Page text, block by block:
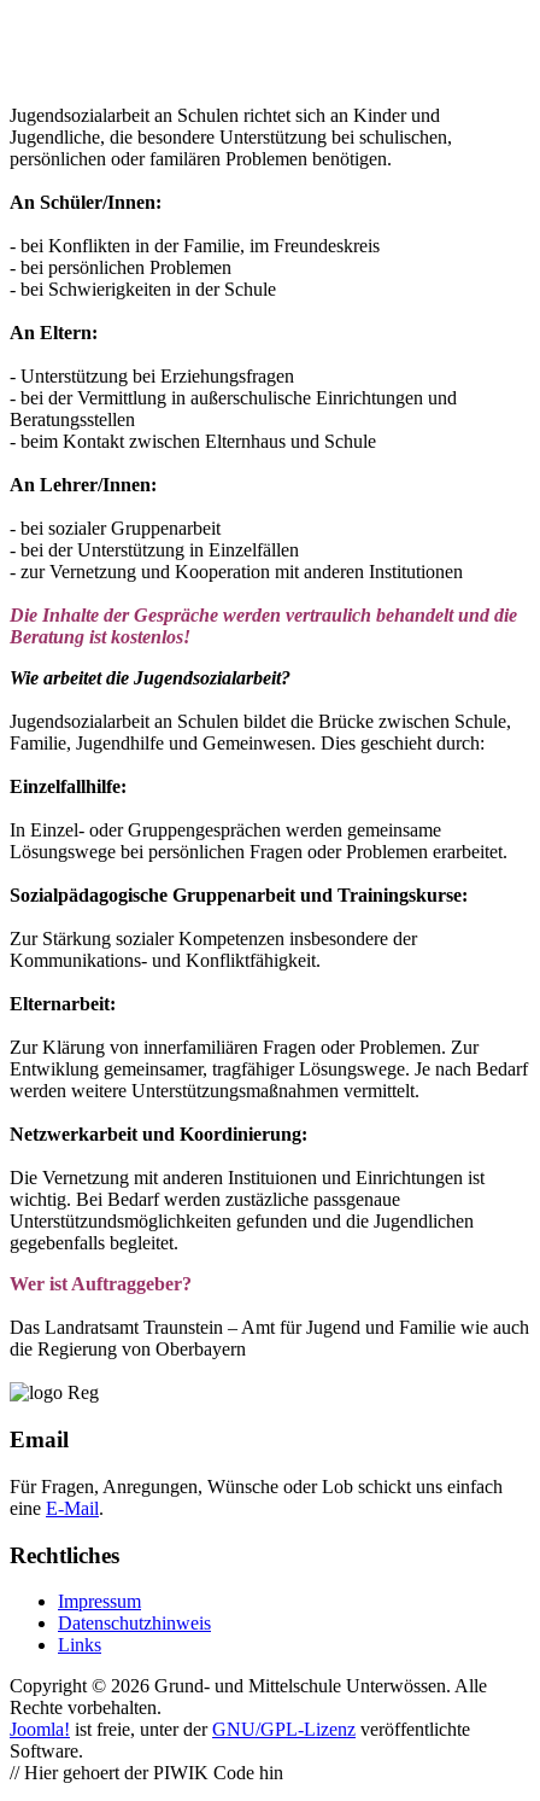
Jugendsozialarbeit an Schulen richtet sich an Kinder und
Jugendliche, die besondere Unterstützung bei schulischen,
persönlichen oder familären Problemen benötigen.
An Schüler/Innen:
- bei Konflikten in der Familie, im Freundeskreis
- bei persönlichen Problemen
- bei Schwierigkeiten in der Schule
An Eltern:
- Unterstützung bei Erziehungsfragen
- bei der Vermittlung in außerschulische Einrichtungen und
Beratungsstellen
- beim Kontakt zwischen Elternhaus und Schule
An Lehrer/Innen:
- bei sozialer Gruppenarbeit
- bei der Unterstützung in Einzelfällen
- zur Vernetzung und Kooperation mit anderen Institutionen
Die Inhalte der Gespräche werden vertraulich behandelt und die
Beratung ist kostenlos!
Wie arbeitet die Jugendsozialarbeit?
Jugendsozialarbeit an Schulen bildet die Brücke zwischen Schule,
Familie, Jugendhilfe und Gemeinwesen. Dies geschieht durch:
Einzelfallhilfe:
In Einzel- oder Gruppengesprächen werden gemeinsame
Lösungswege bei persönlichen Fragen oder Problemen erarbeitet.
Sozialpädagogische Gruppenarbeit und Trainingskurse:
Zur Stärkung sozialer Kompetenzen insbesondere der
Kommunikations- und Konfliktfähigkeit.
Elternarbeit:
Zur Klärung von innerfamiliären Fragen oder Problemen. Zur
Entwiklung gemeinsamer, tragfähiger Lösungswege. Je nach Bedarf
werden weitere Unterstützungsmaßnahmen vermittelt.
Netzwerkarbeit und Koordinierung:
Die Vernetzung mit anderen Instituionen und Einrichtungen ist
wichtig. Bei Bedarf werden zustäzliche passgenaue
Unterstützundsmöglichkeiten gefunden und die Jugendlichen
gegebenfalls begleitet.
Wer ist Auftraggeber?
Das Landratsamt Traunstein – Amt für Jugend und Familie wie auch
die Regierung von Oberbayern
Email
Für Fragen, Anregungen, Wünsche oder Lob schickt uns einfach
eine E-Mail.
Rechtliches
Impressum
Datenschutzhinweis
Links
Copyright © 2026 Grund- und Mittelschule Unterwössen. Alle
Rechte vorbehalten.
Joomla! ist freie, unter derGNU/GPL-Lizenz veröffentlichte
Software.
// Hier gehoert der PIWIK Code hin